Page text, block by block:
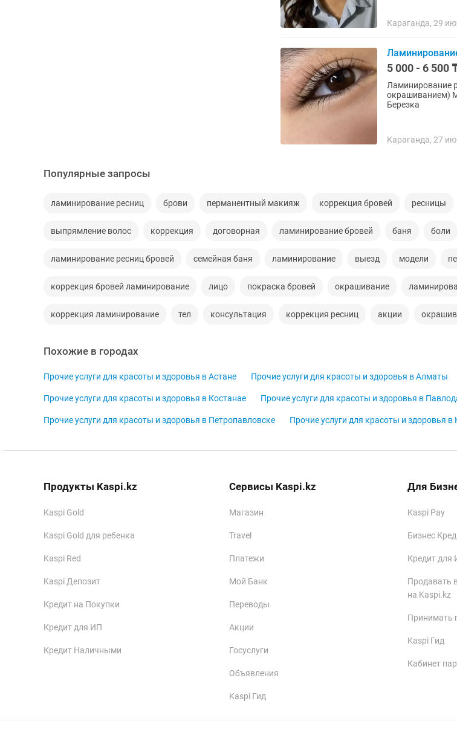
Караганда, 29
5 000 - 6 500
Ламинирование
окрашиванием) Мастер со стажем 6 лет. Адрес 45 квартал вокзал, ЖК Астана остановка
Березка
Караганда, 27
Популярные запросы
ламинирование ресниц брови перманентный макияж коррекция бровей ресницы
выпрямление волос коррекция договорная ламинирование бровей баня боли
ламинирование ресниц бровей семейная баня ламинирование выезд модели
коррекция бровей ламинирование лицо покраска бровей окрашивание
коррекция ламинирование тел консультация коррекция ресниц акции
Похожие в городах
Прочие услуги для красоты и здоровья в Астане Прочие услуги для красоты и здоровья в Алматы
Прочие услуги для красоты и здоровья в Костанае Прочие услуги для красоты и здоровья в
Прочие услуги для красоты и здоровья в Петропавловске Прочие услуги для красоты и здоровья в
Продукты Kaspi.kz
Kaspi Gold
Kaspi Gold для ребенка
Kaspi Red
Kaspi Депозит
Кредит на Покупки
Кредит для ИП
Кредит Наличными
Сервисы Kaspi.kz
Магазин
Travel
Платежи
Мой Банк
Переводы
Акции
Госуслуги
Объявления
Kaspi Гид
Для
Kaspi Pay
Бизнес
Кредит для
Продавать
на Kaspi.kz
Принимать
Kaspi Гид
Кабинет